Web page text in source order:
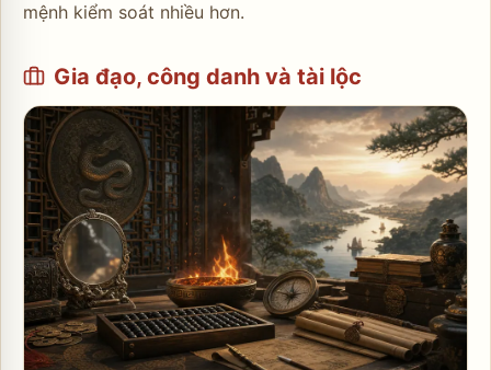
mệnh kiểm soát nhiều hơn.
Gia đạo, công danh và tài lộc